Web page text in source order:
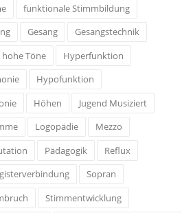
funktionale Stimmbildung
Gesang
Gesangstechnik
hohe Töne
Hyperfunktion
Hypofunktion
Höhen
Jugend Musiziert
Logopädie
Mezzo
Pädagogik
Reflux
Sopran
Stimmentwicklung